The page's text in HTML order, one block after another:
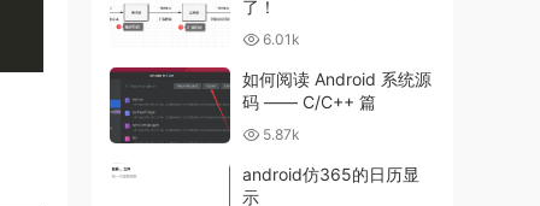
了！
6.01k
如何阅读 Android 系统源
码 —— C/C++ 篇
5.87k
android仿365的日历显
示